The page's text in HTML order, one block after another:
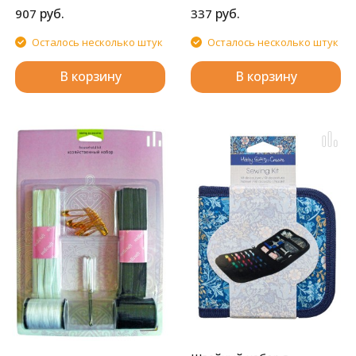
907 руб.
Осталось несколько штук
В корзину
337 руб.
Осталось несколько штук
В корзину